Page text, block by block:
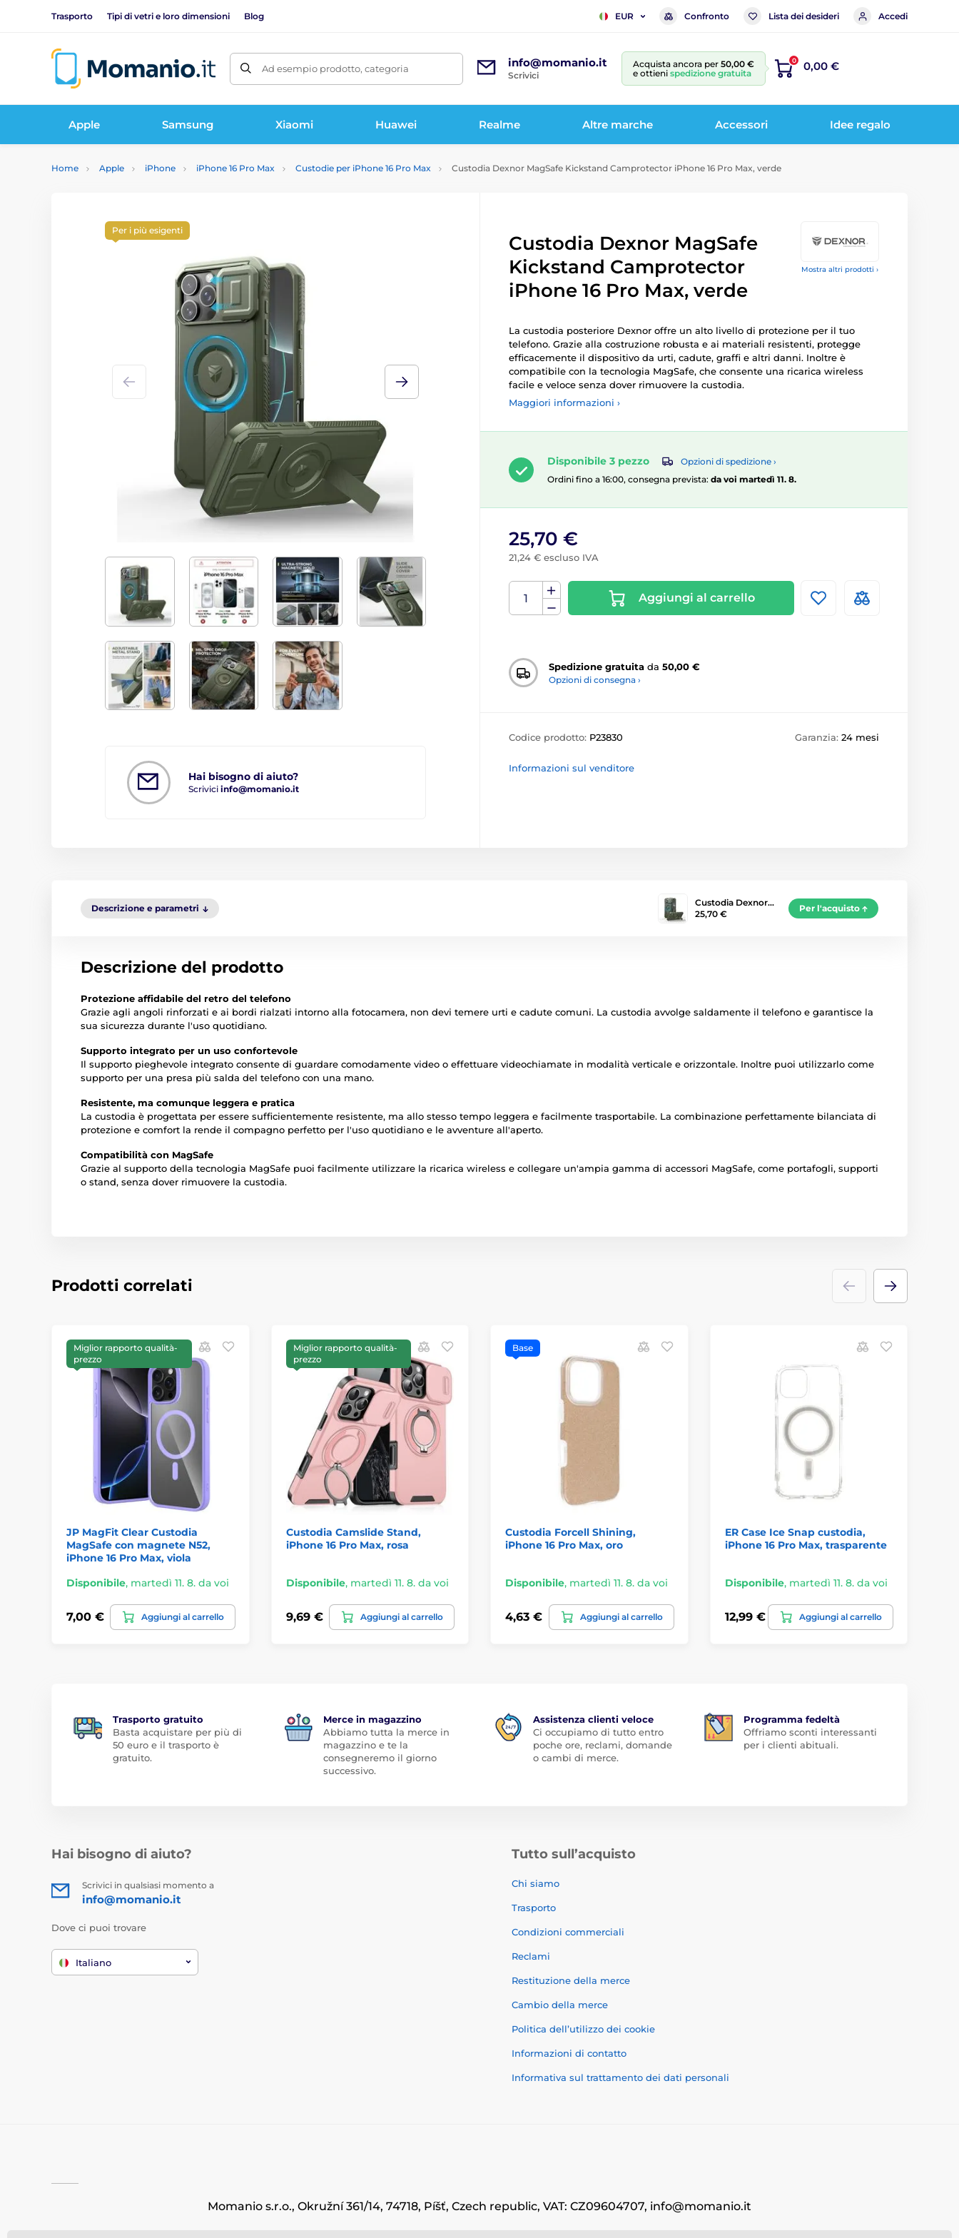
Trasporto Tipi di vetri e loro dimensioni Blog EUR Confronto Lista dei desideri Accedi
Ad esempio prodotto, categoria info@momanio.it
Scrivici
Acquista ancora per 50,00 €
e ottieni spedizione gratuita
0 0,00 €
Apple Samsung Xiaomi Huawei Realme Altre marche Accessori Idee regalo
Home Apple iPhone iPhone 16 Pro Max Custodie per iPhone 16 Pro Max Custodia Dexnor MagSafe Kickstand Camprotector iPhone 16 Pro Max, verde
Mostra altri prodotti ›
Hai bisogno di aiuto?
Scrivici info@momanio.it
Per i più esigenti
Custodia Dexnor MagSafe
Kickstand Camprotector
iPhone 16 Pro Max, verde
La custodia posteriore Dexnor offre un alto livello di protezione per il tuo
telefono. Grazie alla costruzione robusta e ai materiali resistenti, protegge
efficacemente il dispositivo da urti, cadute, graffi e altri danni. Inoltre è
compatibile con la tecnologia MagSafe, che consente una ricarica wireless
facile e veloce senza dover rimuovere la custodia.
Maggiori informazioni ›
Disponibile 3 pezzo
Opzioni di spedizione ›
Ordini fino a 16:00, consegna prevista: da voi martedì 11. 8.
25,70 €
21,24 € escluso IVA
Aggiungi al carrello
Spedizione gratuita da 50,00 €
Opzioni di consegna ›
Codice prodotto: P23830 Garanzia: 24 mesi
Informazioni sul venditore
Descrizione e parametri
Custodia Dexnor…
25,70 €
Per l'acquisto
Descrizione del prodotto
Protezione affidabile del retro del telefono
Grazie agli angoli rinforzati e ai bordi rialzati intorno alla fotocamera, non devi temere urti e cadute comuni. La custodia avvolge saldamente il telefono e garantisce la
sua sicurezza durante l'uso quotidiano.
Supporto integrato per un uso confortevole
Il supporto pieghevole integrato consente di guardare comodamente video o effettuare videochiamate in modalità verticale e orizzontale. Inoltre puoi utilizzarlo come
supporto per una presa più salda del telefono con una mano.
Resistente, ma comunque leggera e pratica
La custodia è progettata per essere sufficientemente resistente, ma allo stesso tempo leggera e facilmente trasportabile. La combinazione perfettamente bilanciata di
protezione e comfort la rende il compagno perfetto per l'uso quotidiano e le avventure all'aperto.
Compatibilità con MagSafe
Grazie al supporto della tecnologia MagSafe puoi facilmente utilizzare la ricarica wireless e collegare un'ampia gamma di accessori MagSafe, come portafogli, supporti
o stand, senza dover rimuovere la custodia.
Prodotti correlati
Miglior rapporto qualità-
prezzo
JP MagFit Clear Custodia
MagSafe con magnete N52,
iPhone 16 Pro Max, viola
Disponibile, martedì 11. 8. da voi
7,00 € Aggiungi al carrello
Miglior rapporto qualità-
prezzo
Custodia Camslide Stand,
iPhone 16 Pro Max, rosa
Disponibile, martedì 11. 8. da voi
9,69 € Aggiungi al carrello
Base
Custodia Forcell Shining,
iPhone 16 Pro Max, oro
Disponibile, martedì 11. 8. da voi
4,63 € Aggiungi al carrello
ER Case Ice Snap custodia,
iPhone 16 Pro Max, trasparente
Disponibile, martedì 11. 8. da voi
12,99 € Aggiungi al carrello
Trasporto gratuito
Basta acquistare per più di
50 euro e il trasporto è
gratuito.
Merce in magazzino
Abbiamo tutta la merce in
magazzino e te la
consegneremo il giorno
successivo.
Assistenza clienti veloce
Ci occupiamo di tutto entro
poche ore, reclami, domande
o cambi di merce.
Programma fedeltà
Offriamo sconti interessanti
per i clienti abituali.
Hai bisogno di aiuto?
Scrivici in qualsiasi momento a
info@momanio.it
Dove ci puoi trovare
Italiano
Tutto sull’acquisto
Chi siamo
Trasporto
Condizioni commerciali
Reclami
Restituzione della merce
Cambio della merce
Politica dell’utilizzo dei cookie
Informazioni di contatto
Informativa sul trattamento dei dati personali
Momanio s.r.o., Okružní 361/14, 74718, Píšť, Czech republic, VAT: CZ09604707, info@momanio.it